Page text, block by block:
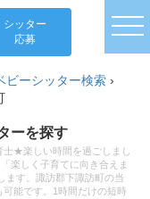
シッター
応募
ビーシッター検索 ›
ーを探す
★楽しい時間を過ごしまし
楽しく子育てに向き合えま
ます。諏訪郡下諏訪町の当
能です。1時間だけの短時